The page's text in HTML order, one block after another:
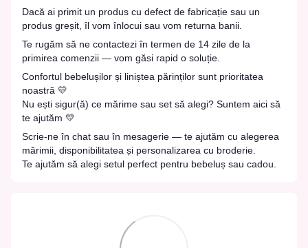
Dacă ai primit un produs cu defect de fabricație sau un
produs greșit, îl vom înlocui sau vom returna banii.
Te rugăm să ne contactezi în termen de 14 zile de la
primirea comenzii — vom găsi rapid o soluție.
Confortul bebelușilor și liniștea părinților sunt prioritatea
noastră 💛
Nu ești sigur(ă) ce mărime sau set să alegi? Suntem aici să
te ajutăm 💛
Scrie-ne în chat sau în mesagerie — te ajutăm cu alegerea
mărimii, disponibilitatea și personalizarea cu broderie.
Te ajutăm să alegi setul perfect pentru bebeluș sau cadou.